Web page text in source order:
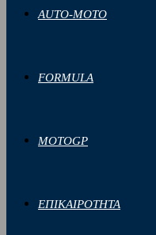
AUTO-MOTO
FORMULA
MOTOGP
ΕΠΙΚΑΙΡΟΤΗΤΑ